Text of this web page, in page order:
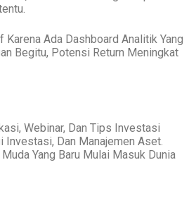
Ada Dashboard Analitik Yang
Begitu, Potensi Return Meningkat
Webinar, Dan Tips Investasi
Dan Manajemen Aset.
Yang Baru Mulai Masuk Dunia